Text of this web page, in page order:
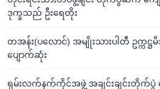
ဒုက္ခသည် ဦးရေတိုး
တအန်း(ပလောင်) အမျိုးသားပါတီ ဥက္ကဋ္ဌ
ပျောက်ဆုံး
ရှမ်းလက်နက်ကိုင်အဖွဲ့ အချင်းချင်းတိုက်ပွဲ